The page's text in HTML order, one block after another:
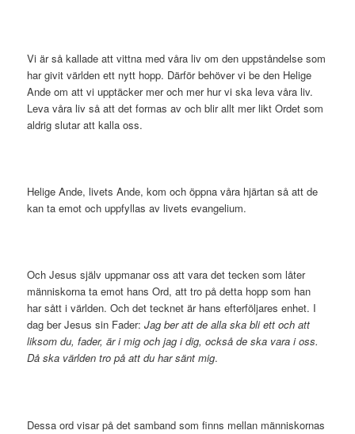
Vi är så kallade att vittna med våra liv om den uppståndelse som
har givit världen ett nytt hopp. Därför behöver vi be den Helige
Ande om att vi upptäcker mer och mer hur vi ska leva våra liv.
Leva våra liv så att det formas av och blir allt mer likt Ordet som
aldrig slutar att kalla oss.
Helige Ande, livets Ande, kom och öppna våra hjärtan så att de
kan ta emot och uppfyllas av livets evangelium.
Och Jesus själv uppmanar oss att vara det tecken som låter
människorna ta emot hans Ord, att tro på detta hopp som han
har sått i världen. Och det tecknet är hans efterföljares enhet. I
dag ber Jesus sin Fader:Jag ber att de alla ska bli ett och att
liksom du, fader, är i mig och jag i dig, också de ska vara i oss.
Då ska världen tro på att du har sänt mig.
Dessa ord visar på det samband som finns mellan människornas